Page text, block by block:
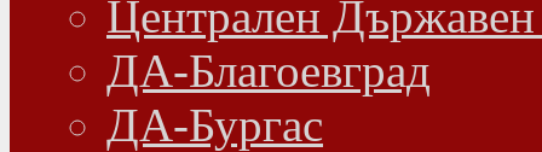
Централен
ДА-Благоевград
ДА-Бургас